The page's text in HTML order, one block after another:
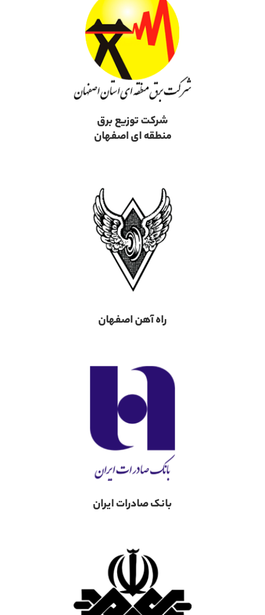
شرکت توزیع برق
منطقه ای اصفهان
راه آهن اصفهان
بانک صادرات ایران